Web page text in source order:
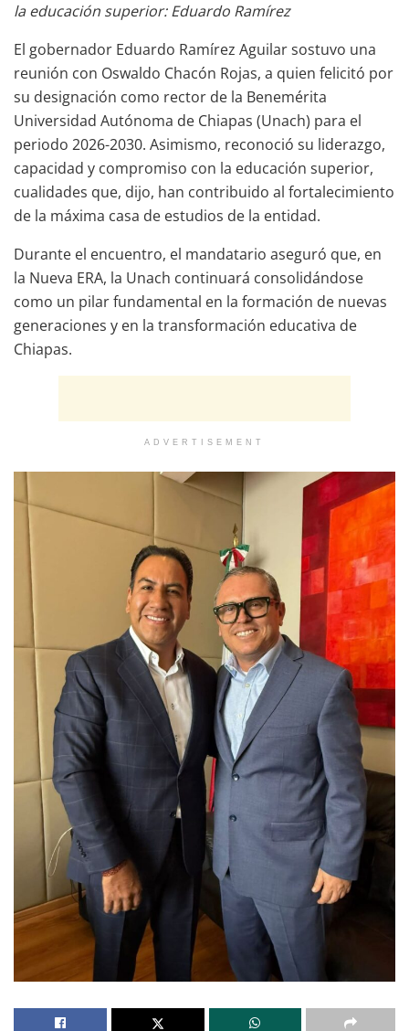
la educación superior: Eduardo Ramírez
El gobernador Eduardo Ramírez Aguilar sostuvo una
reunión con Oswaldo Chacón Rojas, a quien felicitó por
su designación como rector de la Benemérita
Universidad Autónoma de Chiapas (Unach) para el
periodo 2026-2030. Asimismo, reconoció su liderazgo,
capacidad y compromiso con la educación superior,
cualidades que, dijo, han contribuido al fortalecimiento
de la máxima casa de estudios de la entidad.
Durante el encuentro, el mandatario aseguró que, en
la Nueva ERA, la Unach continuará consolidándose
como un pilar fundamental en la formación de nuevas
generaciones y en la transformación educativa de
Chiapas.
ADVERTISEMENT